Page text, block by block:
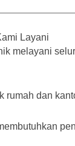
Layani
melayani
rumah dan